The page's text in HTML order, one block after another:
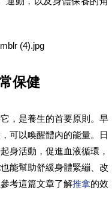
保健
，是養生的首要原則。早
可以喚醒體內的能量。日
身活動，促進血液循環，
也能幫助舒緩身體緊繃、改
考這篇文章了解推拿的效